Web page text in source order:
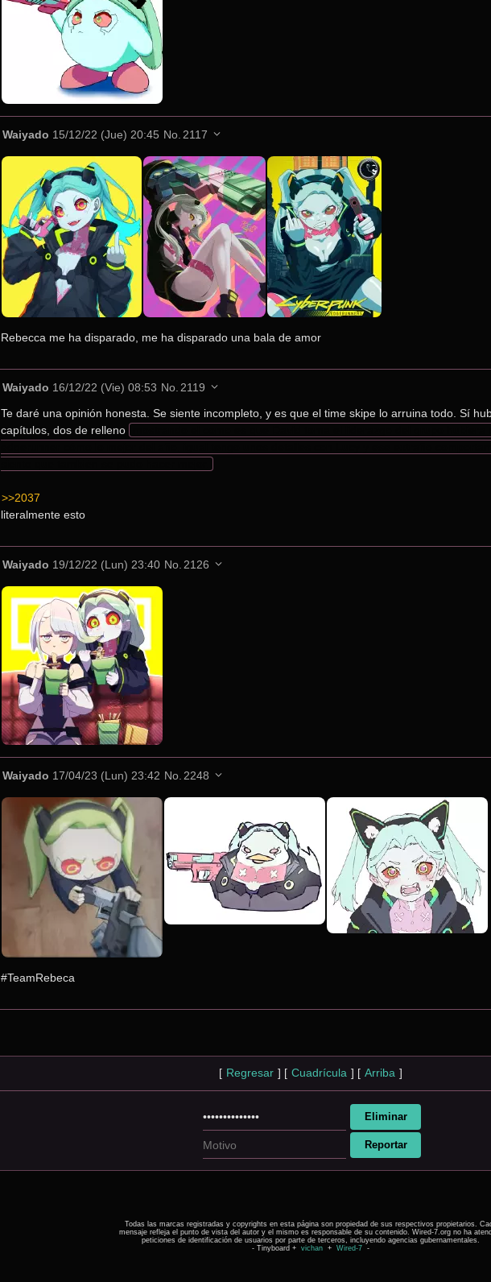
Waiyado 15/12/22 (Jue) 20:45 No. 2117
Rebecca me ha disparado, me ha disparado una bala de amor
Waiyado 16/12/22 (Vie) 08:53 No. 2119
Te daré una opinión honesta. Se siente incompleto, y es que el time skipe lo arruina todo. Sí
capítulos, dos de relleno
>>2037
literalmente esto
Waiyado 19/12/22 (Lun) 23:40 No. 2126
Waiyado 17/04/23 (Lun) 23:42 No. 2248
#TeamRebeca
[ Regresar ] [ Cuadrícula ] [ Arriba ]
Todas las marcas registradas y copyrights en esta página son propiedad de sus respectivos propietarios.
mensaje refleja el punto de vista del autor y el mismo es responsable de su contenido. Wired-7.org no ha
peticiones de identificación de usuarios por parte de terceros, incluyendo agencias gubernamentales.
- Tinyboard + vichan + Wired-7 -